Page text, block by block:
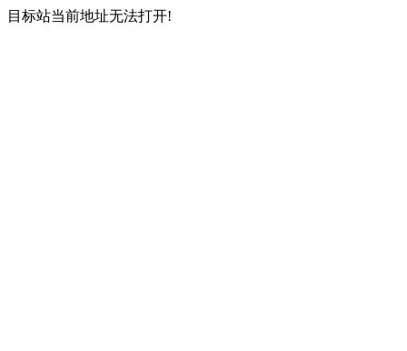
目标站当前地址无法打开!